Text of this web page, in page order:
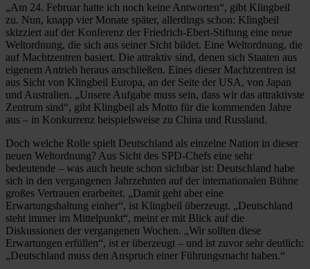
„Am 24. Februar hatte ich noch keine Antworten“, gibt Klingbeil
zu. Nun, knapp vier Monate später, allerdings schon: Klingbeil
skizziert auf der Konferenz der Friedrich-Ebert-Stiftung eine neue
Weltordnung, die sich aus seiner Sicht bildet. Eine Weltordnung, die
auf Machtzentren basiert. Die attraktiv sind, denen sich Staaten aus
eigenem Antrieb heraus anschließen. Eines dieser Machtzentren ist
aus Sicht von Klingbeil Europa, an der Seite der USA, von Japan
und Australien. „Unsere Aufgabe muss sein, dass wir das attraktivste
Zentrum sind“, gibt Klingbeil als Motto für die kommenden Jahre
aus – in Konkurrenz beispielsweise zu China und Russland.
Doch welche Rolle spielt Deutschland als einzelne Nation in dieser
neuen Weltordnung? Aus Sicht des SPD-Chefs eine sehr
bedeutende – was auch heute schon sichtbar ist: Deutschland habe
sich in den vergangenen Jahrzehnten auf der internationalen Bühne
großes Vertrauen erarbeitet. „Damit geht aber eine
Erwartungshaltung einher“, ist Klingbeil überzeugt. „Deutschland
steht immer im Mittelpunkt“, meint er mit Blick auf die
Diskussionen der vergangenen Wochen. „Wir sollten diese
Erwartungen erfüllen“, ist er überzeugt – und ist zuvor sehr deutlich:
„Deutschland muss den Anspruch einer Führungsmacht haben.“